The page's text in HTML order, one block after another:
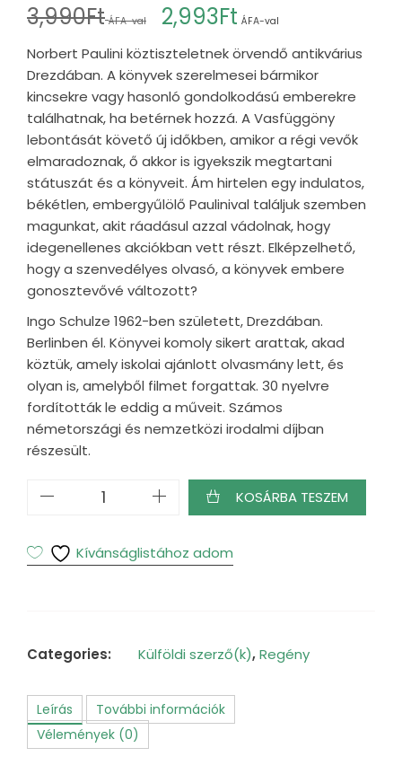
3,990Ft ÁFA-val 2,993Ft ÁFA-val
Norbert Paulini köztiszteletnek örvendő antikvárius
Drezdában. A könyvek szerelmesei bármikor
kincsekre vagy hasonló gondolkodású emberekre
találhatnak, ha betérnek hozzá. A Vasfüggöny
lebontását követő új időkben, amikor a régi vevők
elmaradoznak, ő akkor is igyekszik megtartani
státuszát és a könyveit. Ám hirtelen egy indulatos,
békétlen, embergyűlölő Paulinival találjuk szemben
magunkat, akit ráadásul azzal vádolnak, hogy
idegenellenes akciókban vett részt. Elképzelhető,
hogy a szenvedélyes olvasó, a könyvek embere
gonosztevővé változott?
Ingo Schulze 1962-ben született, Drezdában.
Berlinben él. Könyvei komoly sikert arattak, akad
köztük, amely iskolai ajánlott olvasmány lett, és
olyan is, amelyből filmet forgattak. 30 nyelvre
fordították le eddig a műveit. Számos
németországi és nemzetközi irodalmi díjban
részesült.
KOSÁRBA TESZEM
Kívánságlistához adom
Categories: Külföldi szerző(k),Regény
Leírás
További információk
Vélemények (0)